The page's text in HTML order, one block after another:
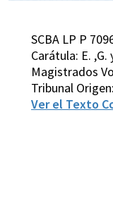
SCBA LP P
Carátula: E.
Magistrados
Tribunal
Ver el Texto